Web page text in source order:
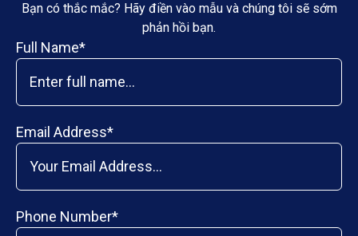
Bạn có thắc mắc? Hãy điền vào mẫu và chúng tôi sẽ sớm
phản hồi bạn.
Full Name*
Email Address*
Phone Number*